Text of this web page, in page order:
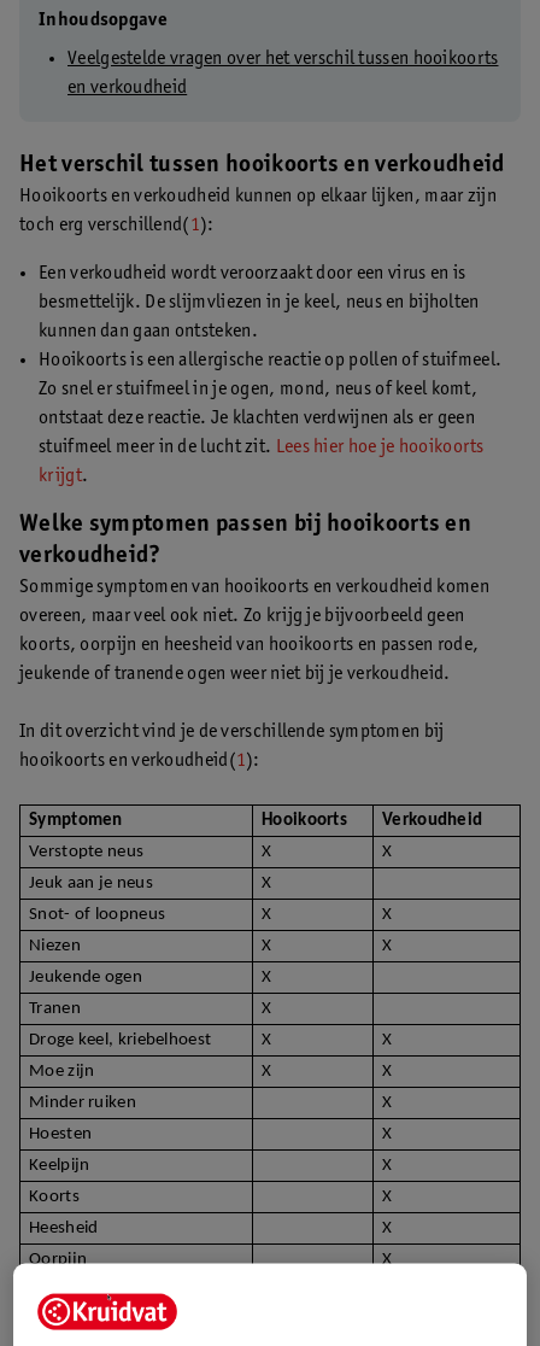
Inhoudsopgave
Veelgestelde vragen over het verschil tussen hooikoorts
en verkoudheid
Het verschil tussen hooikoorts en verkoudheid
Hooikoorts en verkoudheid kunnen op elkaar lijken, maar zijn
toch erg verschillend(1):
Een verkoudheid wordt veroorzaakt door een virus en is
besmettelijk. De slijmvliezen in je keel, neus en bijholten
kunnen dan gaan ontsteken.
Hooikoorts is een allergische reactie op pollen of stuifmeel.
Zo snel er stuifmeel in je ogen, mond, neus of keel komt,
ontstaat deze reactie. Je klachten verdwijnen als er geen
stuifmeel meer in de lucht zit. Lees hier hoe je hooikoorts
krijgt.
Welke symptomen passen bij hooikoorts en
verkoudheid?
Sommige symptomen van hooikoorts en verkoudheid komen
overeen, maar veel ook niet. Zo krijg je bijvoorbeeld geen
koorts, oorpijn en heesheid van hooikoorts en passen rode,
jeukende of tranende ogen weer niet bij je verkoudheid.
In dit overzicht vind je de verschillende symptomen bij
hooikoorts en verkoudheid(1):
Symptomen Hooikoorts
Verkoudheid
Verstopte neus
X
X
Jeuk aan je neus
X
Snot- of loopneus
X
X
Niezen
X
X
Jeukende ogen
X
Tranen
X
Droge keel, kriebelhoest
X
X
Moe zijn
X
X
Minder ruiken
X
Hoesten
X
Keelpijn
X
Koorts
X
Heesheid
X
Oorpijn
X
Bij hooikoorts kan je het gevoel hebben dat je koorts hebt, maar